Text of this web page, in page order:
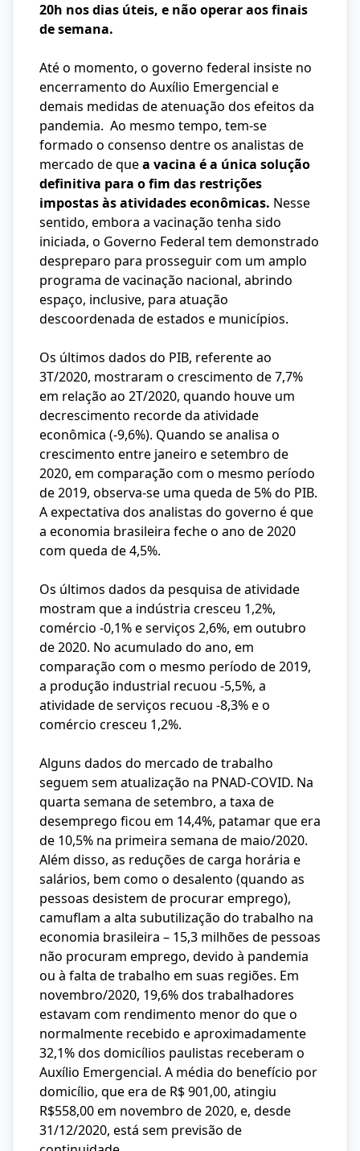
20h nos dias úteis, e não operar aos finais
de semana.
Até o momento, o governo federal insiste no
encerramento do Auxílio Emergencial e
demais medidas de atenuação dos efeitos da
pandemia. Ao mesmo tempo, tem-se
formado o consenso dentre os analistas de
mercado de quea vacina é a única solução
definitiva para o fim das restrições
impostas às atividades econômicas. Nesse
sentido, embora a vacinação tenha sido
iniciada, o Governo Federal tem demonstrado
despreparo para prosseguir com um amplo
programa de vacinação nacional, abrindo
espaço, inclusive, para atuação
descoordenada de estados e municípios.
Os últimos dados do PIB, referente ao
3T/2020, mostraram o crescimento de 7,7%
em relação ao 2T/2020, quando houve um
decrescimento recorde da atividade
econômica (-9,6%). Quando se analisa o
crescimento entre janeiro e setembro de
2020, em comparação com o mesmo período
de 2019, observa-se uma queda de 5% do PIB.
A expectativa dos analistas do governo é que
a economia brasileira feche o ano de 2020
com queda de 4,5%.
Os últimos dados da pesquisa de atividade
mostram que a indústria cresceu 1,2%,
comércio -0,1% e serviços 2,6%, em outubro
de 2020. No acumulado do ano, em
comparação com o mesmo período de 2019,
a produção industrial recuou -5,5%, a
atividade de serviços recuou -8,3% e o
comércio cresceu 1,2%.
Alguns dados do mercado de trabalho
seguem sem atualização na PNAD-COVID. Na
quarta semana de setembro, a taxa de
desemprego ficou em 14,4%, patamar que era
de 10,5% na primeira semana de maio/2020.
Além disso, as reduções de carga horária e
salários, bem como o desalento (quando as
pessoas desistem de procurar emprego),
camuflam a alta subutilização do trabalho na
economia brasileira – 15,3 milhões de pessoas
não procuram emprego, devido à pandemia
ou à falta de trabalho em suas regiões. Em
novembro/2020, 19,6% dos trabalhadores
estavam com rendimento menor do que o
normalmente recebido e aproximadamente
32,1% dos domicílios paulistas receberam o
Auxílio Emergencial. A média do benefício por
domicílio, que era de R$ 901,00, atingiu
R$558,00 em novembro de 2020, e, desde
31/12/2020, está sem previsão de